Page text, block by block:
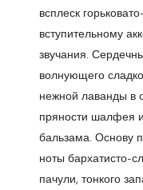
всплеск
вступительному
звучания.
волнующего
нежной лаванды в
пряности шалфея
бальзама. Основу
ноты бархатисто-
пачули, тонкого